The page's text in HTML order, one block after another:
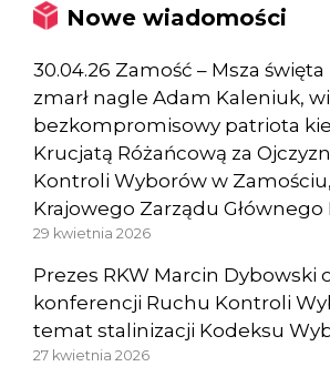
Nowe wiadomości
30.04.26 Zamość – Msza
zmarł nagle Adam Kaleniuk,
bezkompromisowy patriota
Krucjatą Różańcową za
Kontroli Wyborów w
Krajowego Zarządu Głównego
29 kwietnia 2026
Prezes RKW Marcin Dybowski
konferencji Ruchu Kontroli
temat stalinizacji Kodeksu
27 kwietnia 2026